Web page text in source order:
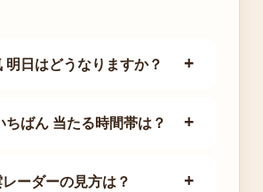
明日はどうなりますか？
ちばん 当たる時間帯は？
ーダーの見方は？